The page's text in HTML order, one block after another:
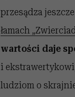
przesądza
łamach
wartości daje
i
ludziom o